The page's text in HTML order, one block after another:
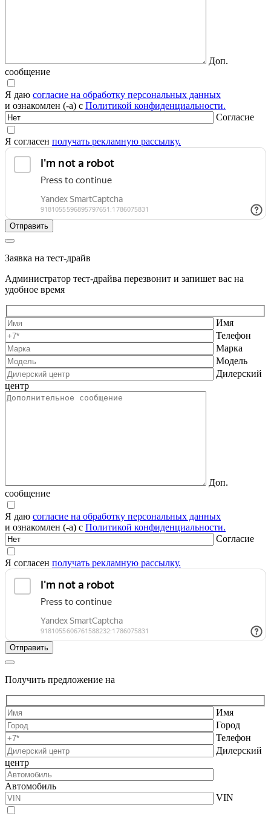
Доп.
сообщение
Я даю согласие на обработку персональных данных
и ознакомлен (-а) с Политикой конфиденциальности.
Согласие
Я согласен получать рекламную рассылку.
Заявка на тест-драйв
Администратор тест-драйва перезвонит и запишет вас на
удобное время
Имя
Телефон
Марка
Модель
Дилерский
центр
Доп.
сообщение
Я даю согласие на обработку персональных данных
и ознакомлен (-а) с Политикой конфиденциальности.
Согласие
Я согласен получать рекламную рассылку.
Получить предложение на
Имя
Город
Телефон
Дилерский
центр
Автомобиль
VIN